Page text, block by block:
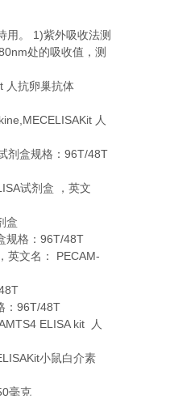
用。 1)紫外吸收法测
处的吸收值，测
人抗卵巢抗体
人
剂盒规格： 96T/48T
试剂盒
，英文
盒
规格： 96T/48T
，英文名：
PECAM-
96T/48T
ELISA kit
人
小鼠白介素
毫克